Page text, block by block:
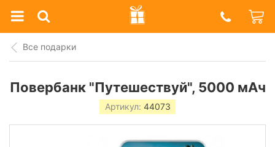
Prazdnik
Shop
Все подарки
Повербанк "Путешествуй", 5000 мАч
Артикул: 44073